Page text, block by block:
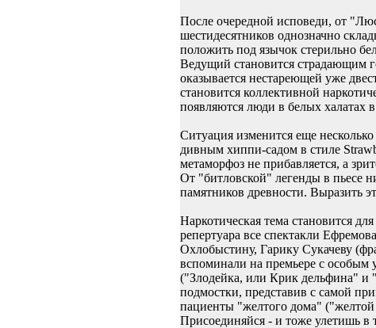
После очередной исповеди, от
шестидесятников однозначно
положить под язычок стерильно
Ведущий становится страдающим
оказывается нестареющей уже
становится коллективной
появляются люди в белых халатах
Ситуация изменится еще несколько
дивным хиппи-садом в стиле
метаморфоз не прибавляется, а
От "битловской" легенды в пьесе
памятников древности. Выразить
Наркотическая тема становится
репертуара все спектакли
Охлобыстину, Гарику Сукачеву
вспоминали на премьере с особым
("Злодейка, или Крик дельфина"
подмостки, представив с самой
пациенты "желтого дома"
Присоединяйся - и тоже улетишь в